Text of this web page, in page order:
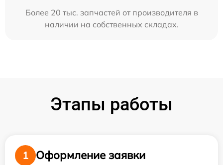
Более 20 тыс. запчастей от производителя в
наличии на собственных складах.
Этапы работы
1
Оформление заявки